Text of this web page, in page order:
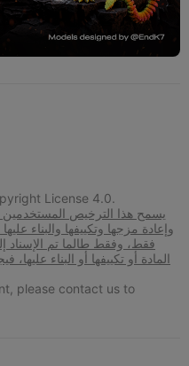
License 4.0.
وإعادة مزجها وتكييفها والبناء
فقط، وفقط طالما تم
المادة أو تكييفها أو البناء
please contact us to